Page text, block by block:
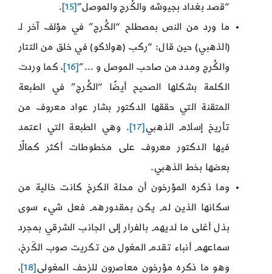
“قصد بغداد بجيوشه والكُرج والموصل”[15]
.
ما ورد من النص بمصطلح “الكُرج” في مؤلف آخر لـ
(الذهبي) حين قال: “ركب (هولاكو) في خلق من التتار
والكُرج ومدد من صاحب الموصل و …”[16]
، كما وردت
الكلمة بشكلها الصحيح أيضًا “الكُرج” في الطبعة
المتقنة التي حققها الدكتور بشار عواد معروف من
تأريخ إسلام الذهبي[17]
. وهي الطبعة التي اعتمد
فيها الدكتور معروف على مخطوطات أكثر كمالًا
بعضها بخط الذهبي.
وما ذكره المؤرخون أن محلة الكرخ كانت خالية من
سكانها الذين لم يكن بمقدورهم فعل شيء سوى
بذل أغلى ما لديهم بالفرار إلى الجانب الشرقي بمجرد
سماعهم أنباء تقدم المغول من تكريت صوب الكَرخ،
وهو ما ذكره مؤرخون معاصرون للزحف المغولي[18]
،